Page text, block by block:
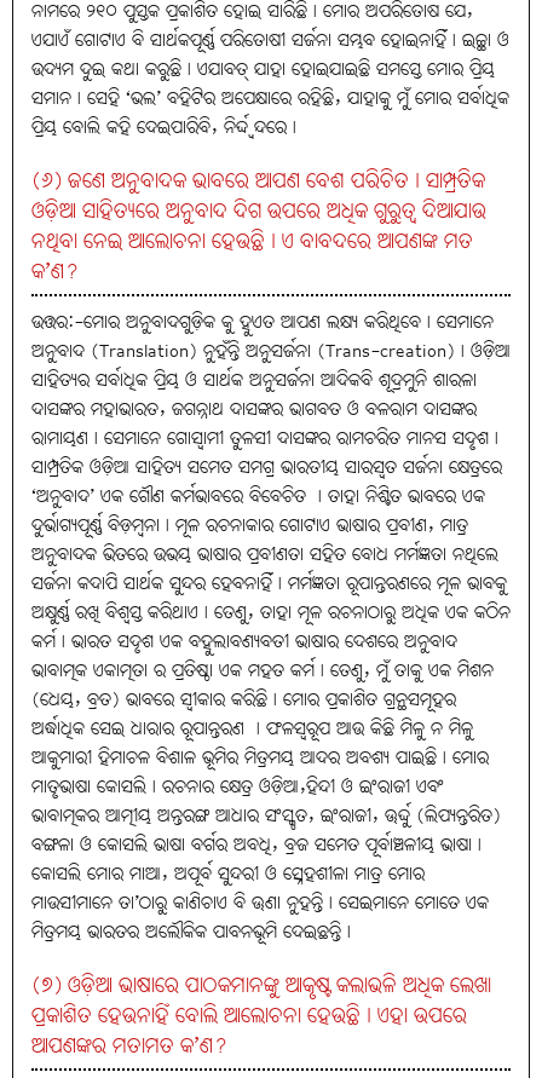
ନାମରେ ୨୧୦ ପୁସ୍ତକ ପ୍ରକାଶିତ ହୋଇ ସାରିଛି। ମୋର ଅପରିତୋଷ ଯେ,
ଏଯାଏଁ ଗୋଟାଏ ବି ସାର୍ଥକପୂର୍ଣ୍ଣ ପରିତୋଷୀ ସର୍ଜନା ସମ୍ଭବ ହୋଇନାହିଁ। ଇଚ୍ଛା ଓ
ଉଦ୍ୟମ ଦୁଇ କଥା କରୁଛି। ଏଯାବତ୍‌ ଯାହା ହୋଇଯାଇଛି ସମସ୍ତେ ମୋର ପ୍ରିୟ
ସମାନ। ସେହି ‘ଭଲ’ ବହିଟିର ଅପେକ୍ଷାରେ ରହିଛି, ଯାହାକୁ ମୁଁ ମୋର ସର୍ବାଧିକ
ପ୍ରିୟ ବୋଲି କହି ଦେଇପାରିବି, ନିର୍ଦ୍ଦ୍ବନ୍ଦରେ।
(୬) ଜଣେ ଅନୁବାଦକ ଭାବରେ ଆପଣ ବେଶ ପରିଚିତ। ସାମ୍ପ୍ରତିକ
ଓଡ଼ିଆ ସାହିତ୍ୟରେ ଅନୁବାଦ ଦିଗ ଉପରେ ଅଧିକ ଗୁରୁତ୍ବ ଦିଆଯାଉ
ନଥିବା ନେଇ ଆଲୋଚନା ହେଉଛି। ଏ ବାବଦରେ ଆପଣଙ୍କ ମତ
କ’ଣ?
ଉତ୍ତର:-ମୋର ଅନୁବାଦଗୁଡ଼ିକ କୁ ହୁଏତ ଆପଣ ଲକ୍ଷ୍ୟ କରିଥିବେ। ସେମାନେ
ଅନୁବାଦ (Translation) ନୁହଁନ୍ତି ଅନୁସର୍ଜନା (Trans-creation)। ଓଡ଼ିଆ
ସାହିତ୍ୟର ସର୍ବାଧିକ ପ୍ରିୟ ଓ ସାର୍ଥକ ଅନୁସର୍ଜନା ଆଦିକବି ଶୂଦ୍ରମୁନି ଶାରଳା
ଦାସଙ୍କର ମହାଭାରତ, ଜଗନ୍ନାଥ ଦାସଙ୍କର ଭାଗବତ ଓ ବଳରାମ ଦାସଙ୍କର
ରାମାୟଣ। ସେମାନେ ଗୋସ୍ବାମୀ ତୁଳସୀ ଦାସଙ୍କର ରାମଚରିତ ମାନସ ସଦୃଶ।
ସାମ୍ପ୍ରତିକ ଓଡ଼ିଆ ସାହିତ୍ୟ ସମେତ ସମଗ୍ର ଭାରତୀୟ ସାରସ୍ବତ ସର୍ଜନା କ୍ଷେତ୍ରରେ
‘ଅନୁବାଦ’ ଏକ ଗୌଣ କର୍ମଭାବରେ ବିବେଚିତ । ତାହା ନିଶ୍ଚିତ ଭାବରେ ଏକ
ଦୁର୍ଭାଗ୍ୟପୂର୍ଣ୍ଣ ବିଡ଼ମ୍ବନା। ମୂଳ ରଚନାକାର ଗୋଟାଏ ଭାଷାର ପ୍ରବୀଣ, ମାତ୍ର
ଅନୁବାଦକ ଭିତରେ ଉଭୟ ଭାଷାର ପ୍ରବୀଣତା ସହିତ ବୋଧ ମର୍ମଜ୍ଞତା ନଥିଲେ
ସର୍ଜନା କଦାପି ସାର୍ଥକ ସୁନ୍ଦର ହେବନାହିଁ। ମର୍ମଜ୍ଞତା ରୂପାନ୍ତରଣରେ ମୂଳ ଭାବକୁ
ଅକ୍ଷୁର୍ଣ୍ଣ ରଖି ବିଶ୍ବସ୍ତ କରିଥାଏ। ତେଣୁ, ତାହା ମୂଳ ରଚନାଠାରୁ ଅଧିକ ଏକ କଠିନ
କର୍ମ। ଭାରତ ସଦୃଶ ଏକ ବହୁଲାବଣ୍ୟବତୀ ଭାଷାର ଦେଶରେ ଅନୁବାଦ
ଭାବାତ୍ମକ ଏକାତ୍ମତା ର ପ୍ରତିଷ୍ଠା ଏକ ମହତ କର୍ମ। ତେଣୁ, ମୁଁ ତାକୁ ଏକ ମିଶନ
(ଧେୟ, ବ୍ରତ) ଭାବରେ ସ୍ବୀକାର କରିଛି। ମୋର ପ୍ରକାଶିତ ଗ୍ରନ୍ଥସମୂହର
ଅର୍ଦ୍ଧାଧିକ ସେଇ ଧାରାର ରୂପାନ୍ତରଣ । ଫଳସ୍ବରୂପ ଆଉ କିଛି ମିଳୁ ନ ମିଳୁ
ଆକୁମାରୀ ହିମାଚଳ ବିଶାଳ ଭୂମିର ମିତ୍ରମୟ ଆଦର ଅବଶ୍ୟ ପାଇଛି। ମୋର
ମାତୃଭାଷା କୋସଲି। ରଚନାର କ୍ଷେତ୍ର ଓଡ଼ିଆ,ହିନ୍ଦୀ ଓ ଇଂରାଜୀ ଏବଂ
ଭାବାତ୍ମକର ଆତ୍ମୀୟ ଅନ୍ତରଙ୍ଗ ଆଧାର ସଂସ୍କୃତ, ଇଂରାଜୀ, ଊର୍ଦ୍ଦୁ (ଲିପ୍ୟନ୍ତରିତ)
ବଙ୍ଗଳା ଓ କୋସଲି ଭାଷା ବର୍ଗର ଅବଧି, ବ୍ରଜ ସମେତ ପୂର୍ବାଞ୍ଚଳୀୟ ଭାଷା।
କୋସଲି ମୋର ମାଆ, ଅପୂର୍ବ ସୁନ୍ଦରୀ ଓ ସ୍ନେହଶୀଳା ମାତ୍ର ମୋର
ମାଉସୀମାନେ ତା’ଠାରୁ କାଣିଚାଏ ବି ଊଣା ନୁହନ୍ତି। ସେଇମାନେ ମୋତେ ଏକ
ମିତ୍ରମୟ ଭାରତର ଅଲୌକିକ ପାବନଭୂମି ଦେଇଛନ୍ତି।
(୭) ଓଡ଼ିଆ ଭାଷାରେ ପାଠକମାନଙ୍କୁ ଆକୃଷ୍ଟ କଲାଭଳି ଅଧିକ ଲେଖା
ପ୍ରକାଶିତ ହେଉନାହିଁ ବୋଲି ଆଲୋଚନା ହେଉଛି। ଏହା ଉପରେ
ଆପଣଙ୍କର ମତାମତ କ’ଣ?